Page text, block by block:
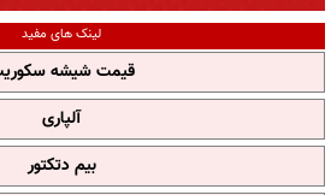
لینک های مفید
قیمت شیشه
آلپاری
بیم دتکتور